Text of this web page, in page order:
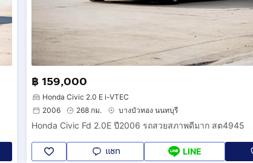
฿ 159,000
Honda Civic 2.0 E i-VTEC
2006
268 กม. บางบัวทอง นนทบุรี
Honda Civic Fd 2.0E ปี2006 รถสวยสภาพดีมาก สต4945
แชท LINE